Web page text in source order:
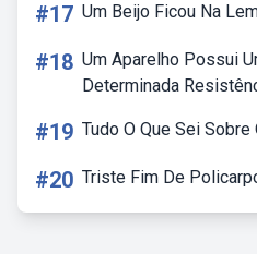
#17 Um Beijo Ficou Na
#18 Um Aparelho Possui
Determinada
#19 Tudo O Que Sei
#20 Triste Fim De